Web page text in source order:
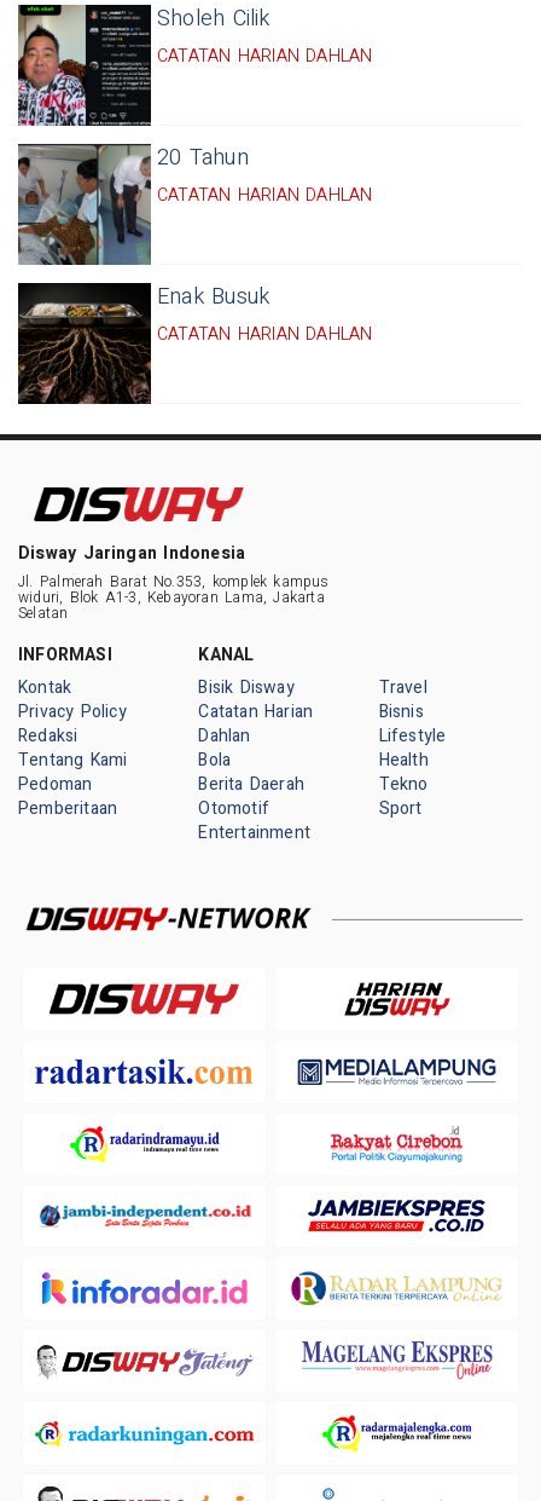
Sholeh Cilik
CATATAN HARIAN DAHLAN
20 Tahun
CATATAN HARIAN DAHLAN
Enak Busuk
CATATAN HARIAN DAHLAN
Disway Jaringan Indonesia
Jl. Palmerah Barat No.353, komplek kampus
widuri, Blok A1-3, Kebayoran Lama, Jakarta
Selatan
INFORMASI
Kontak
Privacy Policy
Redaksi
Tentang Kami
Pedoman
Pemberitaan
KANAL
Bisik Disway
Catatan Harian
Dahlan
Bola
Berita Daerah
Otomotif
Entertainment
Travel
Bisnis
Lifestyle
Health
Tekno
Sport